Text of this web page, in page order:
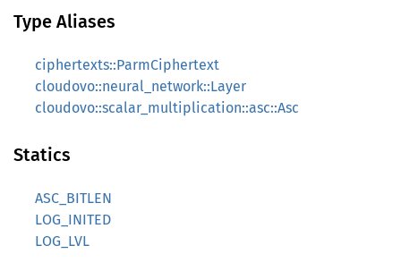
Type Aliases
ciphertexts::ParmCiphertext
cloudovo::neural_network::Layer
cloudovo::scalar_multiplication::asc::Asc
Statics
ASC_BITLEN
LOG_INITED
LOG_LVL